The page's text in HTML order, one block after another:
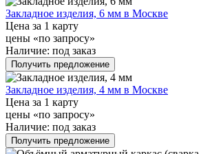
Закладное изделия, 6 мм в Москве
Цена за 1 карту
цены «по запросу»
Наличие: под заказ
Получить предложение
Закладное изделия, 4 мм в Москве
Цена за 1 карту
цены «по запросу»
Наличие: под заказ
Получить предложение